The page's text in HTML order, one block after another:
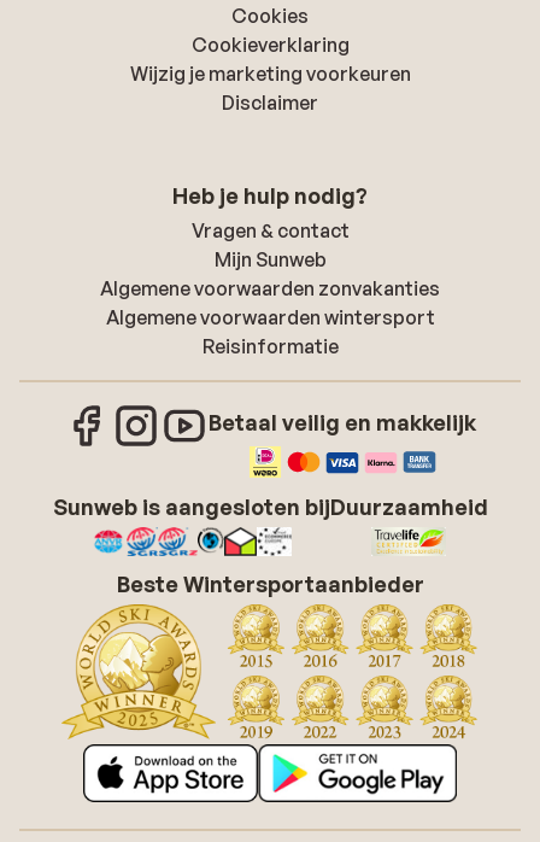
Cookies
Cookieverklaring
Wijzig je marketing voorkeuren
Disclaimer
Heb je hulp nodig?
Vragen & contact
Mijn Sunweb
Algemene voorwaarden zonvakanties
Algemene voorwaarden wintersport
Reisinformatie
Betaal veilig en makkelijk
Sunweb is aangesloten bijDuurzaamheid
Beste Wintersportaanbieder